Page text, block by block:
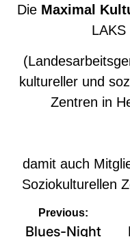
Die Maximal
LAKS
kultureller und
Zentren in
damit auch
Soziokulturellen
Previous:
Blues-Night